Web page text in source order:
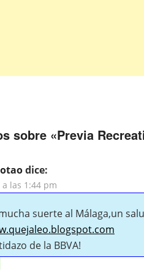
sobre «Previa
dice:
las 1:44 pm
suerte al Málaga,un
de la BBVA!